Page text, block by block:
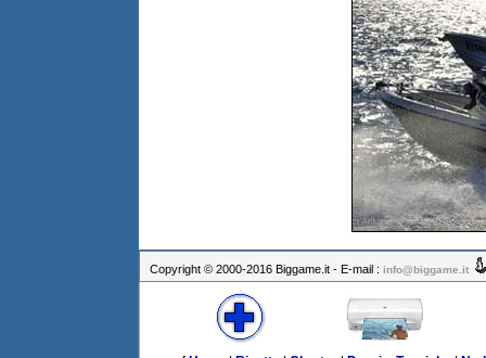
Copyright © 2000-2016 Biggame.it - E-mail : info@biggame.it